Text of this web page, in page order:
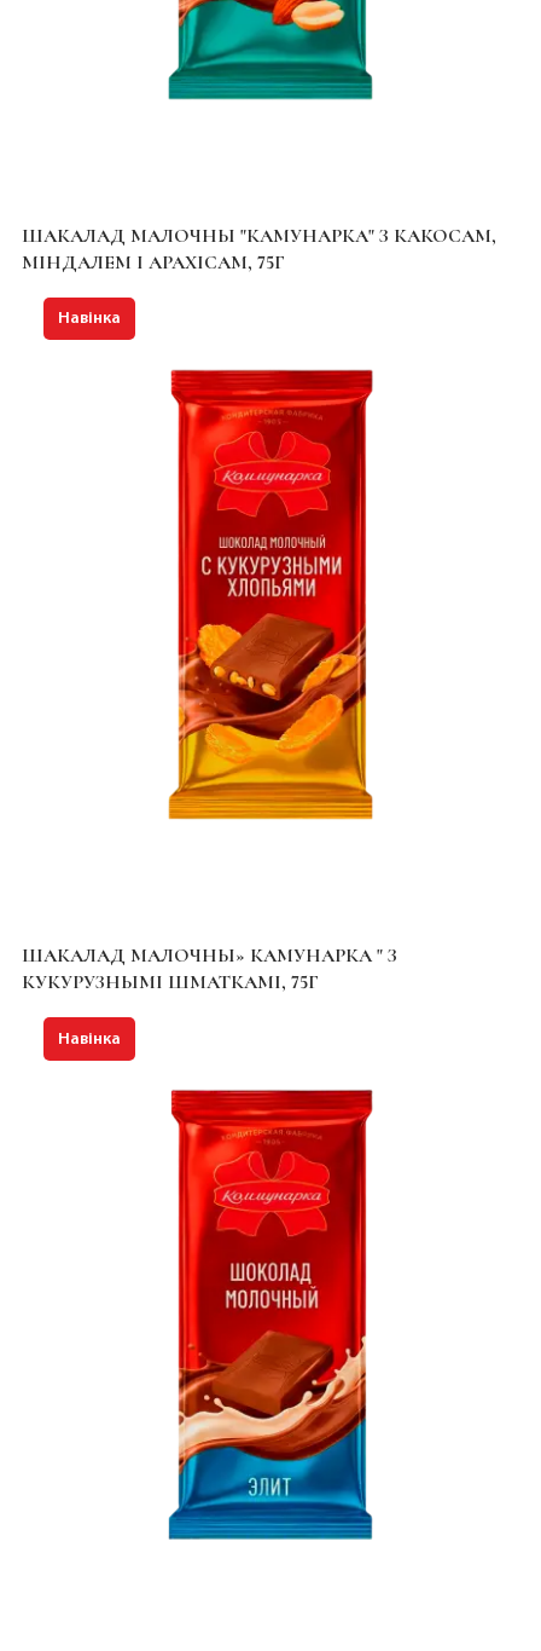
ШАКАЛАД МАЛОЧНЫ "КАМУНАРКА" З КАКОСАМ,
МІНДАЛЕМ І АРАХІСАМ, 75Г
Навінка
ШАКАЛАД МАЛОЧНЫ» КАМУНАРКА " З
КУКУРУЗНЫМІ ШМАТКАМІ, 75Г
Навінка